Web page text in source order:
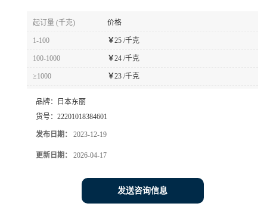
起订量 (千克) 价格
1-100 ￥25 /千克
100-1000 ￥24 /千克
≥1000 ￥23 /千克
品牌：
日本东丽
货号： 22201018384601
发布日期： 2023-12-19
更新日期： 2026-04-17
发送咨询信息